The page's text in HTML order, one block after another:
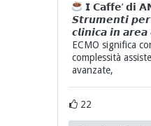
𝗜 𝗖𝗮𝗳𝗳𝗲’ 𝗱𝗶
𝙎𝙩𝙧𝙪𝙢𝙚𝙣𝙩𝙞 𝙥𝙚𝙧
𝙘𝙡𝙞𝙣𝙞𝙘𝙖 𝙞𝙣 𝙖𝙧𝙚𝙖
ECMO significa
complessità
avanzate,
22